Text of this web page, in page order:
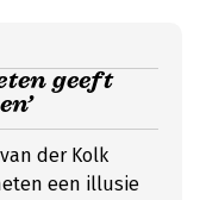
geeft
der Kolk
een illusie